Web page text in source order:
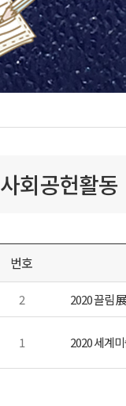
사회공헌활동
번호
2 2020 끌림
1 2020 세계